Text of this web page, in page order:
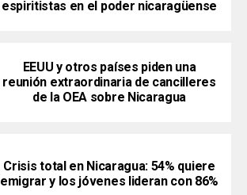
espiritistas en el poder nicaragüense
EEUU y otros países piden una
reunión extraordinaria de cancilleres
de la OEA sobre Nicaragua
Crisis total en Nicaragua: 54% quiere
emigrar y los jóvenes lideran con 86%